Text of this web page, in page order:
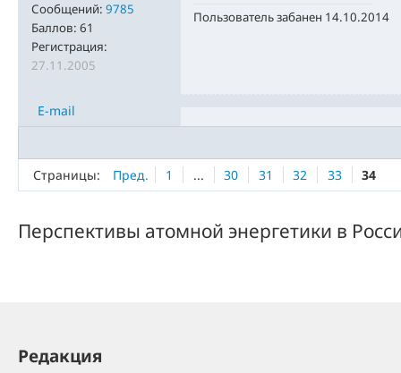
Сообщений: 9785
Баллов: 61
Регистрация:
27.11.2005
Пользователь забанен 14.10.2014
E-mail
Страницы: Пред. 1 ... 30 31 32 33 34
Перспективы атомной энергетики в
Редакция